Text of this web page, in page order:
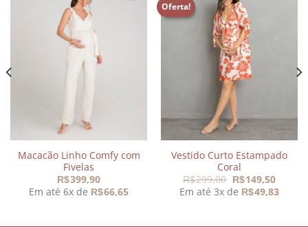
Macacão Linho Comfy com
Fivelas
R$399,90
Em até 6x de R$66,65
Oferta!
Vestido Curto Estampado
Coral
R$299,00 O
preço
original
R$149,50O
preço
atual
Em até 3x de R$49,83